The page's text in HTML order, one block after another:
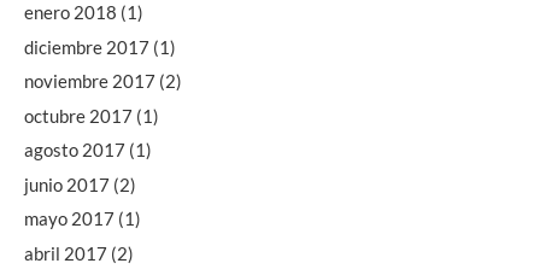
enero 2018 (1)
diciembre 2017 (1)
noviembre 2017 (2)
octubre 2017 (1)
agosto 2017 (1)
junio 2017 (2)
mayo 2017 (1)
abril 2017 (2)